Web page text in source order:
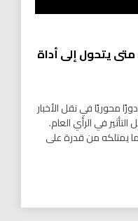
متى يتحول إلى أداة
محوريًا في نقل الأخبار
في الرأي العام.
يمتلكه من قدرة على